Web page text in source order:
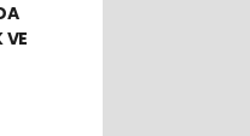
VE